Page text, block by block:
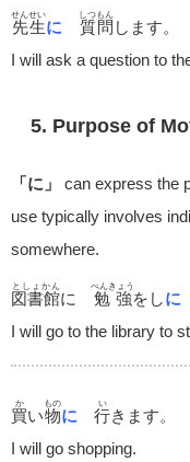
先生
せんせい
に 質問
しつもん
します。
I will ask a question to
5. Purpose of
「に」
can express the
use typically involves
somewhere.
図書館
としょかん
に 勉強
べんきょう
をし に
I will go to the library to
買
か
い物
もの
に 行
い
きます。
I will go shopping.